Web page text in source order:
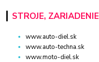
STROJE, ZARIADENIE
www.auto-diel.sk
www.auto-techna.sk
www.moto-diel.sk